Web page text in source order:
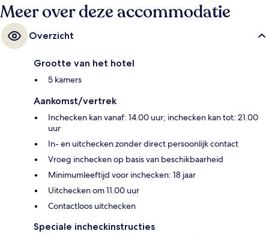
Meer over deze accommodatie
Overzicht
Grootte van het hotel
5 kamers
Aankomst/vertrek
Inchecken kan vanaf: 14.00 uur; inchecken kan tot: 21.00
uur
In- en uitchecken zonder direct persoonlijk contact
Vroeg inchecken op basis van beschikbaarheid
Minimumleeftijd voor inchecken: 18 jaar
Uitchecken om 11.00 uur
Contactloos uitchecken
Speciale incheckinstructies